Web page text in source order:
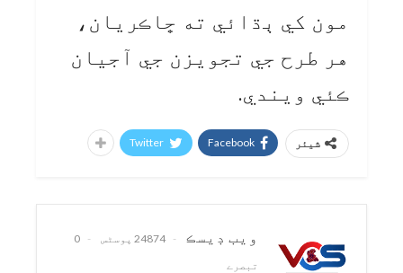
مون کي ٻڌائي ته ڇاڪريان،
هر طرح جي تجويزن جي آجيان
ڪئي ويندي.
شیئر Facebook
Twitter
ويب ڊيسڪ 24874 پوسٹس
0
تبصرے